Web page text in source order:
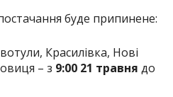
буде припинене:
Красилівка, Нові
– з 9:00 21 травня до